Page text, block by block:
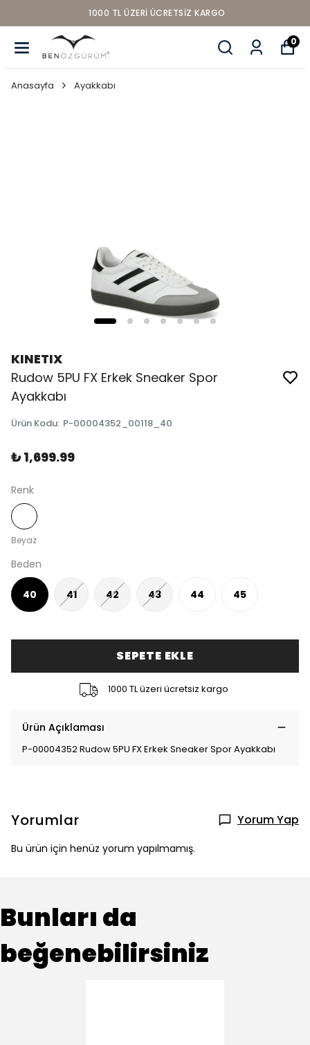
1000 TL ÜZERI ÜCRETSIZ KARGO
0
Anasayfa Ayakkabı
KINETIX
Rudow 5PU FX Erkek Sneaker Spor
Ayakkabı
Ürün Kodu: P-00004352_00118_40
₺ 1,699.99
Renk
Beyaz
Beden
40 41 42 43 44 45
SEPETE EKLE
1000 TL üzeri ücretsiz kargo
Ürün Açıklaması
P-00004352 Rudow 5PU FX Erkek Sneaker Spor Ayakkabı
Yorumlar Yorum Yap
Bu ürün için henüz yorum yapılmamış.
Bunları da
beğenebilirsiniz